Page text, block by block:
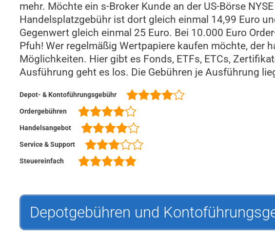
mehr. Möchte ein s-Broker Kunde an der US-Börse
Handelsplatzgebühr ist dort gleich einmal 14,99 Euro
Gegenwert gleich einmal 25 Euro. Bei 10.000 Euro
Pfuh! Wer regelmäßig Wertpapiere kaufen möchte, der
Möglichkeiten. Hier gibt es Fonds, ETFs, ETCs,
Ausführung geht es los. Die Gebühren je Ausführung
Depot- & Kontoführungsgebühr
Ordergebühren
Handelsangebot
Service & Support
Steuereinfach
Depotgebühren und